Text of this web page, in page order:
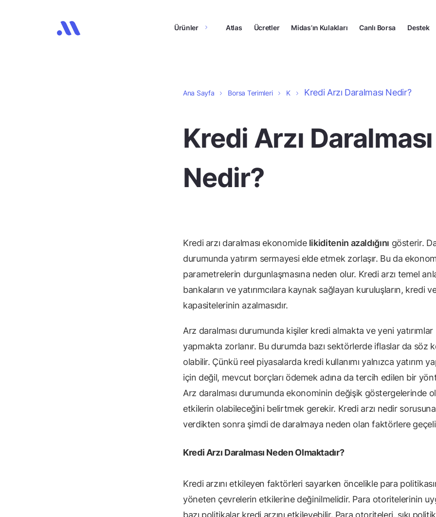
Ürünler Atlas Ücretler Midas’ın Kulakları Canlı Borsa Destek
Ana Sayfa Borsa Terimleri K Kredi Arzı Daralması Nedir?
Kredi Arzı Daralması
Nedir?
Kredi arzı daralması ekonomide likiditenin azaldığını gösterir.
durumunda yatırım sermayesi elde etmek zorlaşır. Bu da
parametrelerin durgunlaşmasına neden olur. Kredi arzı temel
bankaların ve yatırımcılara kaynak sağlayan kuruluşların, kredi
kapasitelerinin azalmasıdır.
Arz daralması durumunda kişiler kredi almakta ve yeni yatırımlar
yapmakta zorlanır. Bu durumda bazı sektörlerde iflaslar da söz
olabilir. Çünkü reel piyasalarda kredi kullanımı yalnızca yatırım
için değil, mevcut borçları ödemek adına da tercih edilen bir
Arz daralması durumunda ekonominin değişik göstergelerinde
etkilerin olabileceğini belirtmek gerekir. Kredi arzı nedir
verdikten sonra şimdi de daralmaya neden olan faktörlere
Kredi Arzı Daralması Neden Olmaktadır?
Kredi arzını etkileyen faktörleri sayarken öncelikle para
yöneten çevrelerin etkilerine değinilmelidir. Para otoritelerinin
bazı politikalar kredi arzını etkileyebilir. Para otoriteleri, sıkı